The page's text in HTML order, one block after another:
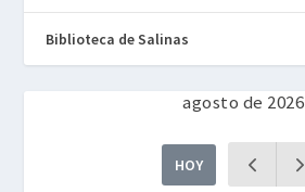
Biblioteca de Salinas
agosto de 2026
HOY